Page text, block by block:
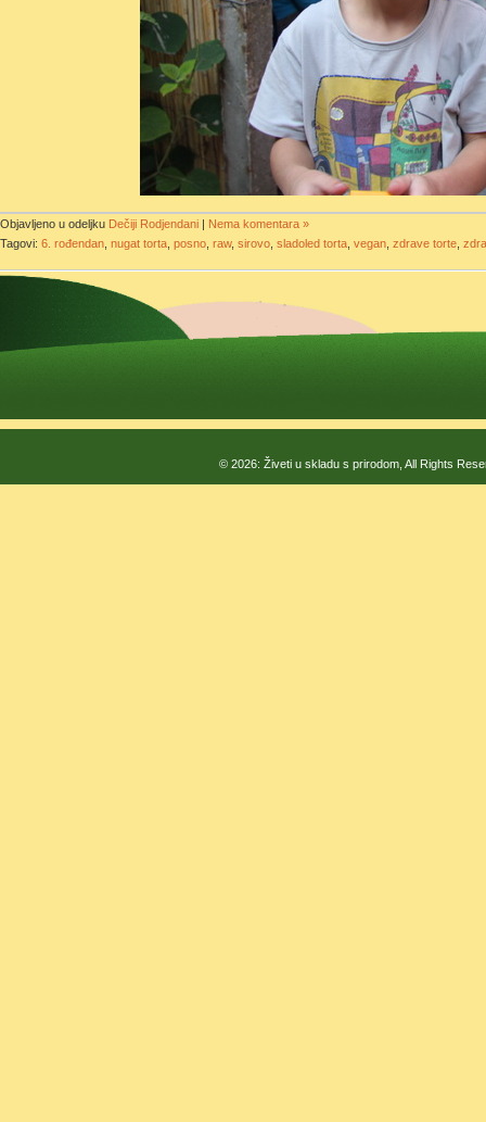
Objavljeno u odeljku Dečiji Rodjendani | Nema komentara »
Tagovi: 6. rođendan nugat torta posno raw, sirovo sladoled torta vegan zdrave torte
© 2026: Živeti u skladu s prirodom, All Rights